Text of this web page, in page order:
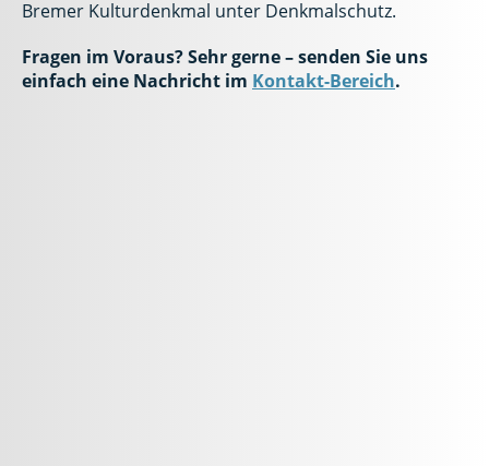
Bremer Kulturdenkmal unter Denkmalschutz.
Fragen im Voraus? Sehr gerne – senden Sie uns
einfach eine Nachricht im Kontakt-Bereich.